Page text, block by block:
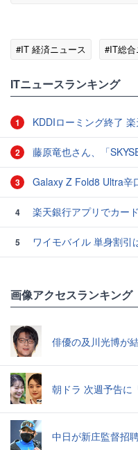
#IT 経済ニュース #IT総合
ITニュースランキング
1 KDDIローミング終了
2 藤原竜也さん、「SKYSEA Client View」新CMで「
3 Galaxy Z Fold8 Ultra辛
4 楽天銀行アプリでカー
5
ワイモバイル 単身割引
画像アクセスランキング
俳優の及川光博が
朝ドラ 次週予告に
中日が新庄監督招